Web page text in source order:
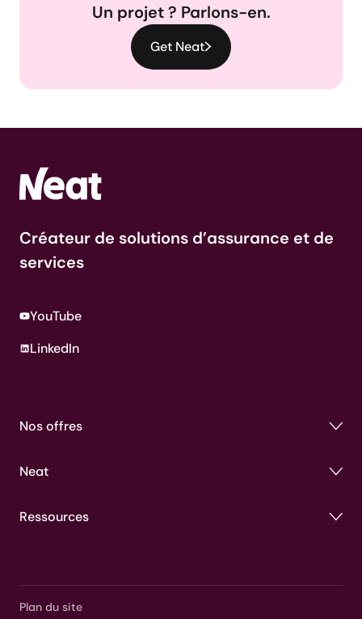
Un projet ? Parlons-en.
Get Neat
Créateur de solutions d’assurance et de
services
YouTube
LinkedIn
Nos offres
Neat
Ressources
Plan du site